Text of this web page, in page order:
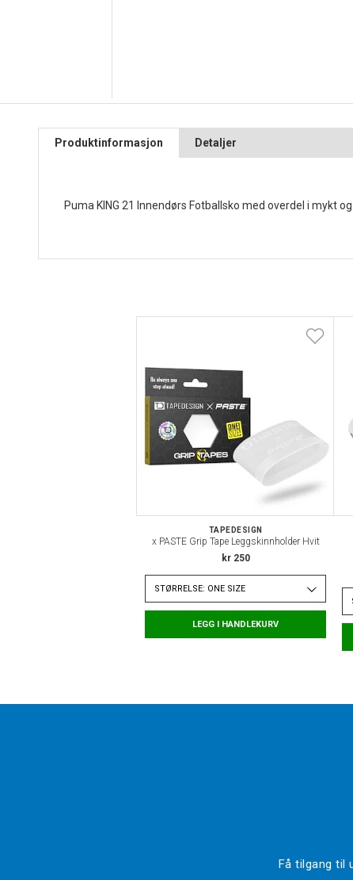
Produktinformasjon Detaljer
Puma KING 21 Innendørs Fotballsko med overdel i
TAPEDESIGN
x PASTE Grip Tape Leggskinnholder Hvit
kr 250
STØRRELSE: ONE SIZE
LEGG I HANDLEKURV
Få tilgang til